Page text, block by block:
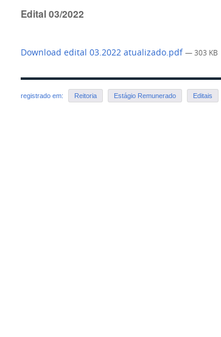
Edital 03/2022
Download edital 03.2022 atualizado.pdf— 303 KB
registrado em: Reitoria Estágio Remunerado Editais